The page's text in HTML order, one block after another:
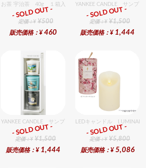
ト
お茶 宇治茶 40g １箱入セット
ギフト
定価：¥ ¥500
販売価格：¥ 460
- SOLD OUT -
YANKEE CANDLE サンプ
ギフト
定価：¥ ¥1,500
販売価格：¥ 1,444
- SOLD OUT -
ルミナラ） ピンク ピラー4x9 ギフトボックス入り
YANKEE CANDLE サンプラー3個・ホルダーセット フレ
ギフト
定価：¥ ¥1,500
販売価格：¥ 1,444
- SOLD OUT -
LEDキャンドル
ギフト
定価：¥ ¥5,800
販売価格：¥ 5,086
- SOLD OUT -